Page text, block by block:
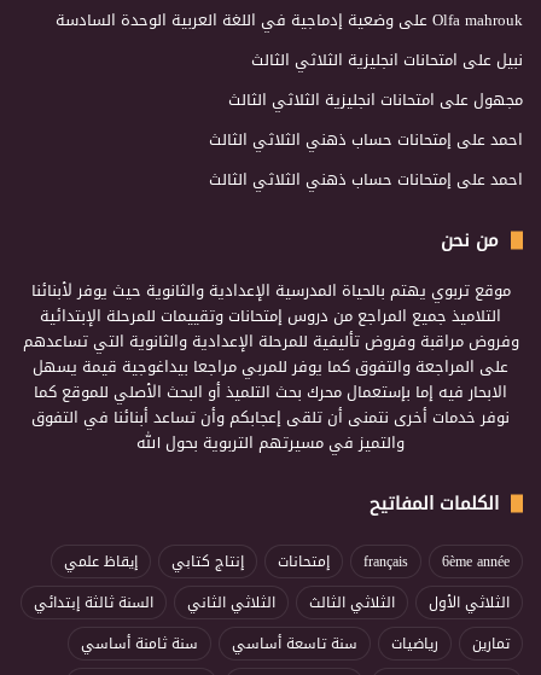
Olfa mahroukعلى وضعية إدماجية في اللغة العربية الوحدة السادسة
نبيلعلى امتحانات انجليزية الثلاثي الثالث
مجهولعلى امتحانات انجليزية الثلاثي الثالث
احمدعلى إمتحانات حساب ذهني الثلاثي الثالث
احمدعلى إمتحانات حساب ذهني الثلاثي الثالث
من نحن
موقع تربوي يهتم بالحياة المدرسية الإعدادية والثانوية حيث يوفر لأبنائنا
التلاميذ جميع المراجع من دروس إمتحانات وتقييمات للمرحلة الإبتدائية
وفروض مراقبة وفروض تأليفية للمرحلة الإعدادية والثانوية التي تساعدهم
على المراجعة والتفوق كما يوفر للمربي مراجعا بيداغوجية قيمة يسهل
الابحار فيه إما بإستعمال محرك بحث التلميذ أو البحث الأصلي للموقع كما
نوفر خدمات أخرى نتمنى أن تلقى إعجابكم وأن تساعد أبنائنا في التفوق
والتميز في مسيرتهم التربوية بحول الله
الكلمات المفاتيح
6ème année
français إمتحانات إنتاج كتابي
إيقاظ علمي
الثلاثي الأول
الثلاثي الثالث الثلاثي الثاني
السنة ثالثة إبتدائي
تمارين
رياضيات سنة تاسعة أساسي
سنة ثامنة أساسي